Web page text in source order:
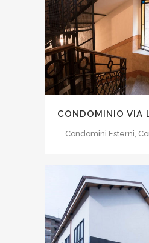
CONDOMINIO VIA
Condomini Esterni,